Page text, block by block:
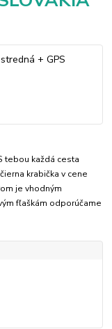
tebou každá cesta
krabička v cene
je vhodným
fľaškám odporúčame